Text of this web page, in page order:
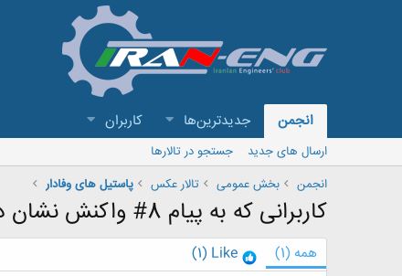
انجمن جدیدترین‌ها کاربران
ارسال های جدید
جستجو در تالارها
انجمن
بخش عمومی تالار عکس پاستیل های وفادار
کاربرانی که به پیام 8# واکنش نشان داده اند
همه (1)
Like
(1)